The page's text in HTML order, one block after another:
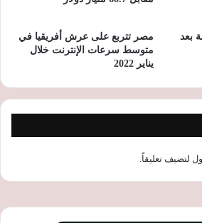
بعد
مصر تتربع على عرش أفريقيا في
متوسط سرعات الإنترنت خلال
يناير 2022
لتضيف تعليقاً.